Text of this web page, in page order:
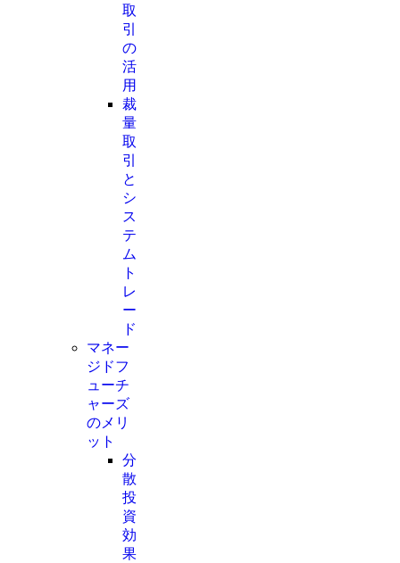
取
引
の
活
用
裁
量
取
引
と
シ
ス
テ
ム
ト
レ
ー
ド
マネー
ジドフ
ューチ
ャーズ
のメリ
ット
分
散
投
資
効
果